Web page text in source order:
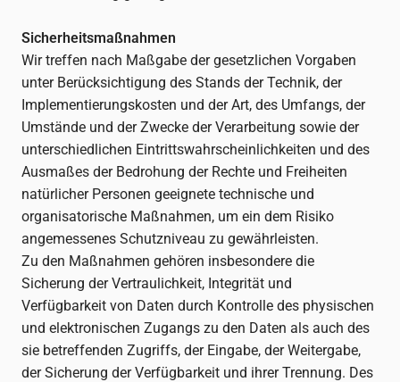
Sicherheitsmaßnahmen
Wir treffen nach Maßgabe der gesetzlichen Vorgaben
unter Berücksichtigung des Stands der Technik, der
Implementierungskosten und der Art, des Umfangs, der
Umstände und der Zwecke der Verarbeitung sowie der
unterschiedlichen Eintrittswahrscheinlichkeiten und des
Ausmaßes der Bedrohung der Rechte und Freiheiten
natürlicher Personen geeignete technische und
organisatorische Maßnahmen, um ein dem Risiko
angemessenes Schutzniveau zu gewährleisten.
Zu den Maßnahmen gehören insbesondere die
Sicherung der Vertraulichkeit, Integrität und
Verfügbarkeit von Daten durch Kontrolle des physischen
und elektronischen Zugangs zu den Daten als auch des
sie betreffenden Zugriffs, der Eingabe, der Weitergabe,
der Sicherung der Verfügbarkeit und ihrer Trennung. Des